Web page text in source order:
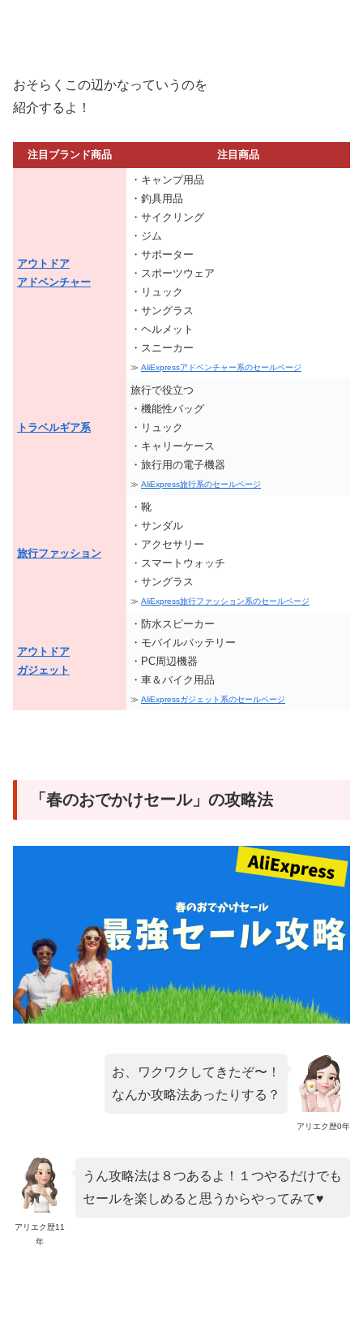
おそらくこの辺かなっていうのを
紹介するよ！
注目ブランド商品 注目商品
アウトドア
アドベンチャー
・キャンプ用品
・釣具用品
・サイクリング
・ジム
・サポーター
・スポーツウェア
・リュック
・サングラス
・ヘルメット
・スニーカー
≫ AliExpressアドベンチャー系のセールページ
トラベルギア系
旅行で役立つ
・機能性バッグ
・リュック
・キャリーケース
・旅行用の電子機器
≫ AliExpress旅行系のセールページ
旅行ファッション
・靴
・サンダル
・アクセサリー
・スマートウォッチ
・サングラス
≫ AliExpress旅行ファッション系のセールページ
アウトドア
ガジェット
・防水スピーカー
・モバイルバッテリー
・PC周辺機器
・車＆バイク用品
≫ AliExpressガジェット系のセールページ
「春のおでかけセール」の攻略法
アリエク歴0年
お、ワクワクしてきたぞ〜！
なんか攻略法あったりする？
アリエク歴11
年
うん攻略法は８つあるよ！１つやるだけでも
セールを楽しめると思うからやってみて♥